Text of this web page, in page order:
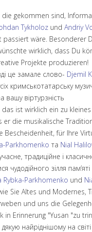
die gekommen sind,
Tykholoz und Andriy
passiert wäre. Besonderer
wirklich, dass Du
Projekte produzieren!
це замале слово- Djemil
кримськотатарську
вашу віртурзність
das ist wirklich ein zu
er die musikalische
Bescheidenheit, für Ihre
Parkhomenko та Nial
традиційне і
чудодійного зілля
Rybka-Parkhomenko und
Sie Altes und Modernes,
und uns die
in Erinnerung "Yusan "zu
найріднішому на світі